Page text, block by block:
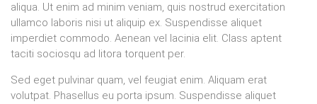
aliqua. Ut enim ad minim veniam, quis nostrud exercitation
ullamco laboris nisi ut aliquip ex. Suspendisse aliquet
imperdiet commodo. Aenean vel lacinia elit. Class aptent
taciti sociosqu ad litora torquent per.
Sed eget pulvinar quam, vel feugiat enim. Aliquam erat
volutpat. Phasellus eu porta ipsum. Suspendisse aliquet